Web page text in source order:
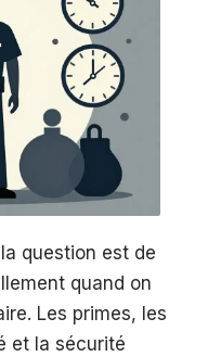
question est de
quand on
Les primes, les
et la sécurité